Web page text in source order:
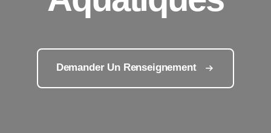
Demander Un Renseignement